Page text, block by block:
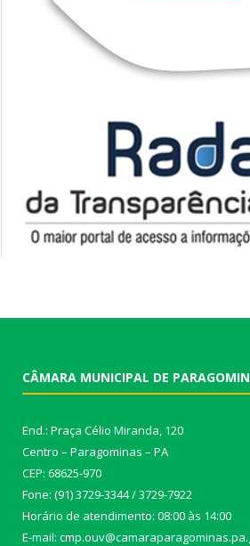
CÂMARA MUNICIPAL DE
End.: Praça Célio Miranda, 120
Centro – Paragominas – PA
CEP: 68625-970
Fone: (91) 3729-3344 / 3729-7922
Horário de atendimento: 08:00 às 14:00
E-mail: